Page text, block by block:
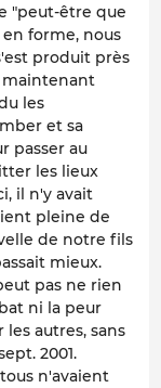
"peut-être que
forme, nous
produit près
maintenant
les
et sa
passer au
les lieux
il n'y avait
pleine de
de notre fils
mieux.
pas ne rien
ni la peur
autres, sans
2001.
n'avaient